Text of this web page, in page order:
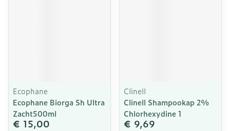
Ecophane
Ecophane Biorga Sh Ultra
Zacht500ml
€ 15,00
Clinell
Clinell Shampookap 2%
Chlorhexydine 1
€ 9,69